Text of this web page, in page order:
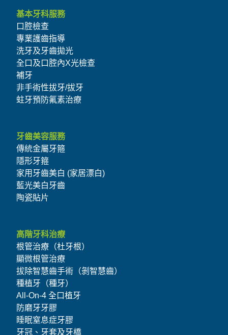
基本牙科服務
口腔檢查
專業護齒指導
洗牙及牙齒拋光
全口及口腔內X光檢查
補牙
非手術性拔牙/拔牙
蛀牙預防氟素治療
牙齒美容服務
傳統金屬牙箍
隱形牙箍
家用牙齒美白 (家居漂白)
藍光美白牙齒
陶瓷貼片
高階牙科治療
根管治療（杜牙根）
顯微根管治療
拔除智慧齒手術（剝智慧齒）
種植牙（種牙）
All-On-4 全口植牙
防磨牙牙膠
睡眠窒息症牙膠
牙冠、牙套及牙橋